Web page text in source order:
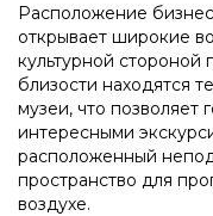
Расположение
открывает широкие
культурной стороной
близости находятся
музеи, что позволяет
интересными
расположенный
пространство для
воздухе.